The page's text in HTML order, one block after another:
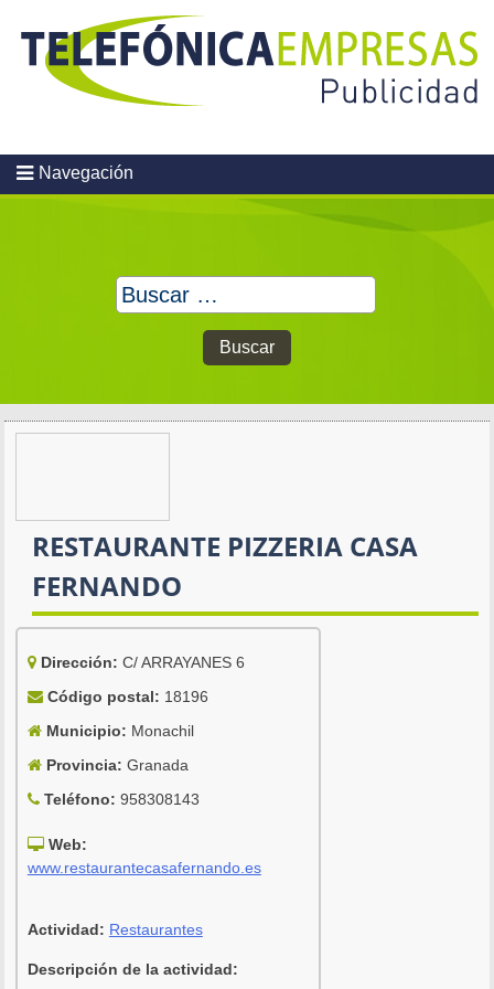
content
Navegación
Buscar:
RESTAURANTE PIZZERIA CASA
FERNANDO
Dirección: C/ ARRAYANES 6
Código postal: 18196
Municipio: Monachil
Provincia: Granada
Teléfono: 958308143
Web:
www.restaurantecasafernando.es
Actividad: Restaurantes
Descripción de la actividad: